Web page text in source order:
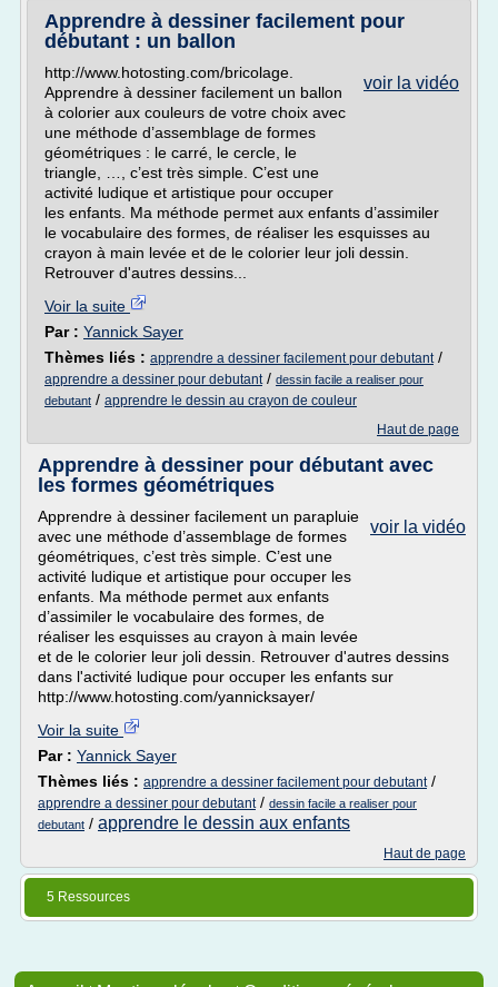
Apprendre à dessiner facilement pour
débutant : un ballon
voir la vidéo
http://www.hotosting.com/bricolage.
Apprendre à dessiner facilement un ballon
à colorier aux couleurs de votre choix avec
une méthode d’assemblage de formes
géométriques : le carré, le cercle, le
triangle, …, c’est très simple. C’est une
activité ludique et artistique pour occuper
les enfants. Ma méthode permet aux enfants d’assimiler
le vocabulaire des formes, de réaliser les esquisses au
crayon à main levée et de le colorier leur joli dessin.
Retrouver d'autres dessins...
Voir la suite
Par : Yannick Sayer
Thèmes liés : apprendre a dessiner facilement pour debutant/
apprendre a dessiner pour debutant/ dessin facile a realiser pour
debutant / apprendre le dessin au crayon de couleur
Haut de page
Apprendre à dessiner pour débutant avec
les formes géométriques
voir la vidéo
Apprendre à dessiner facilement un parapluie
avec une méthode d’assemblage de formes
géométriques, c’est très simple. C’est une
activité ludique et artistique pour occuper les
enfants. Ma méthode permet aux enfants
d’assimiler le vocabulaire des formes, de
réaliser les esquisses au crayon à main levée
et de le colorier leur joli dessin. Retrouver d'autres dessins
dans l'activité ludique pour occuper les enfants sur
http://www.hotosting.com/yannicksayer/
Voir la suite
Par : Yannick Sayer
Thèmes liés : apprendre a dessiner facilement pour debutant/
apprendre a dessiner pour debutant/ dessin facile a realiser pour
debutant / apprendre le dessin aux enfants
Haut de page
5 Ressources